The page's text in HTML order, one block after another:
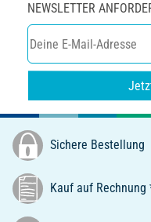
NEWSLETTER
Sichere Bestellung
Kauf auf Rechnung